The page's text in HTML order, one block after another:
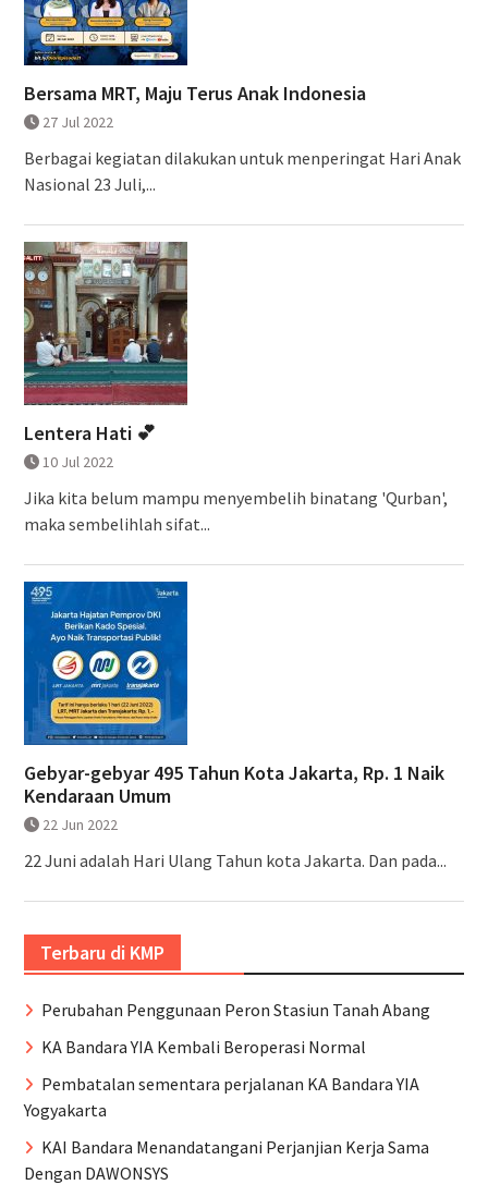
Bersama MRT, Maju Terus Anak Indonesia
27 Jul 2022
Berbagai kegiatan dilakukan untuk menperingat Hari Anak
Nasional 23 Juli,...
Lentera Hati 💕
10 Jul 2022
Jika kita belum mampu menyembelih binatang 'Qurban',
maka sembelihlah sifat...
Gebyar-gebyar 495 Tahun Kota Jakarta, Rp. 1 Naik
Kendaraan Umum
22 Jun 2022
22 Juni adalah Hari Ulang Tahun kota Jakarta. Dan pada...
Terbaru di KMP
Perubahan Penggunaan Peron Stasiun Tanah Abang
KA Bandara YIA Kembali Beroperasi Normal
Pembatalan sementara perjalanan KA Bandara YIA
Yogyakarta
KAI Bandara Menandatangani Perjanjian Kerja Sama
Dengan DAWONSYS